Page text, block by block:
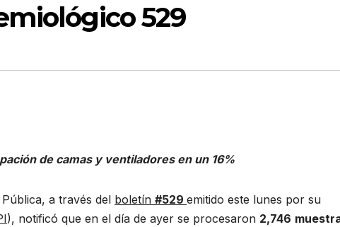
529
de camas y ventiladores en un 16%
a través del boletín #529 emitido este lunes por su
), notificó que en el día de ayer se procesaron 2,746